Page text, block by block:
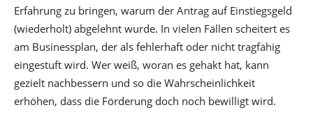
Erfahrung zu bringen, warum der Antrag auf Einstiegsgeld
(wiederholt) abgelehnt wurde. In vielen Fällen scheitert es
am Businessplan, der als fehlerhaft oder nicht tragfähig
eingestuft wird. Wer weiß, woran es gehakt hat, kann
gezielt nachbessern und so die Wahrscheinlichkeit
erhöhen, dass die Förderung doch noch bewilligt wird.